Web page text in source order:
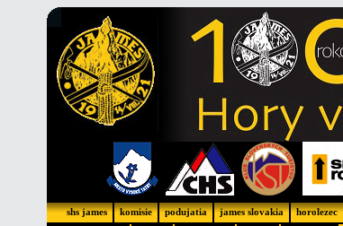
shs james komisie podujatia james slovakia horolezec